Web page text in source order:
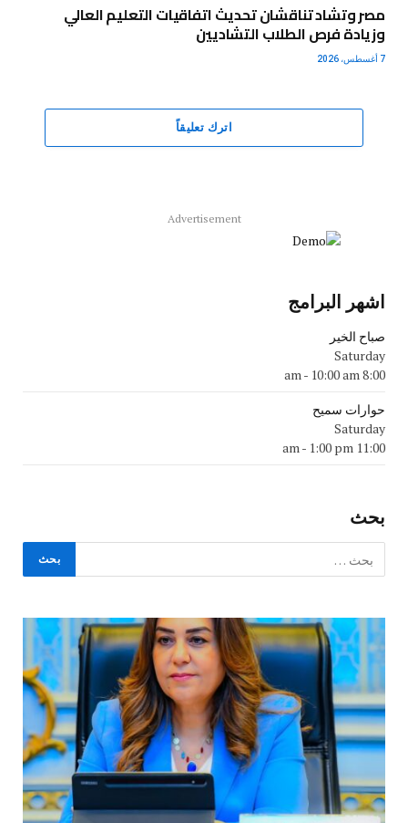
مصر وتشاد تناقشان تحديث اتفاقيات التعليم العالي
وزيادة فرص الطلاب التشاديين
7 أغسطس، 2026
اترك تعليقاً
Advertisement
اشهر البرامج
صباح الخير
Saturday
8:00 am
- 10:00 am
حوارات سميح
Saturday
11:00 am
- 1:00 pm
بحث